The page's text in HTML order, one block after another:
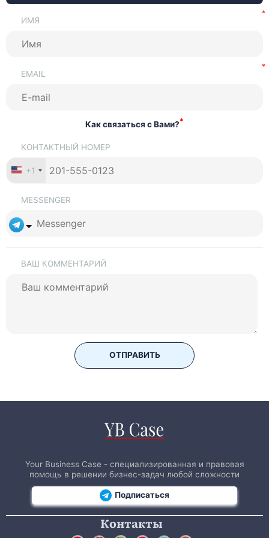
ИМЯ
EMAIL
Как связаться с Вами?*
КОНТАКТНЫЙ НОМЕР
+1
MESSENGER
ВАШ КОММЕНТАРИЙ
ОТПРАВИТЬ
Your Business Case - специализированная и правовая
помощь в решении бизнес-задач любой сложности
Подписаться
Контакты